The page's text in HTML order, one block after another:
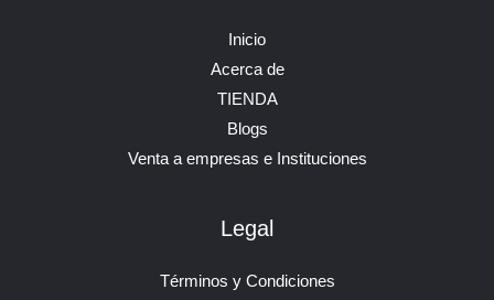
Inicio
Acerca de
TIENDA
Blogs
Venta a empresas e Instituciones
Legal
Términos y Condiciones